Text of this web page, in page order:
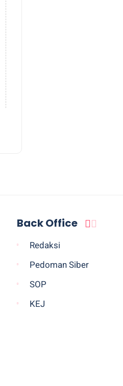
Back Office
Redaksi
Pedoman Siber
SOP
KEJ